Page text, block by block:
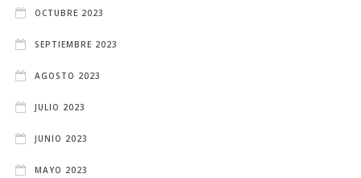
OCTUBRE 2023
SEPTIEMBRE 2023
AGOSTO 2023
JULIO 2023
JUNIO 2023
MAYO 2023